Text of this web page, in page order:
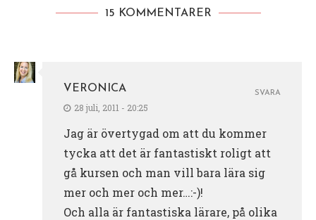
15 KOMMENTARER
VERONICA
28 juli, 2011 - 20:25
Jag är övertygad om att du kommer
tycka att det är fantastiskt roligt att
gå kursen och man vill bara lära sig
mer och mer och mer…:-)!
Och alla är fantastiska lärare, på olika
SVARA